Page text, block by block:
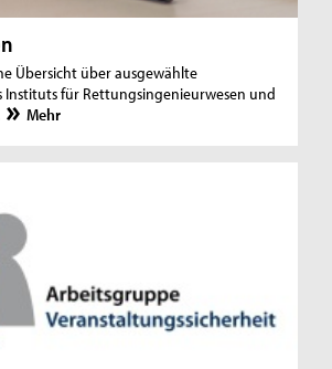
Übersicht über ausgewählte
Instituts für Rettungsingenieurwesen und
Mehr